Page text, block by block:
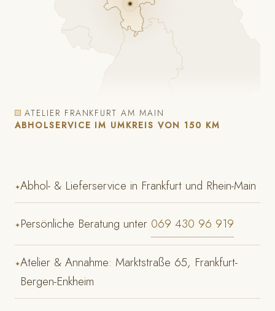
✦Abhol- & Lieferservice in Frankfurt und Rhein-Main
✦Persönliche Beratung unter 069 430 96 919
✦Atelier & Annahme: Marktstraße 65, Frankfurt-
Bergen-Enkheim
ATELIER FRANKFURT AM MAIN
ABHOLSERVICE IM UMKREIS VON 150 KM